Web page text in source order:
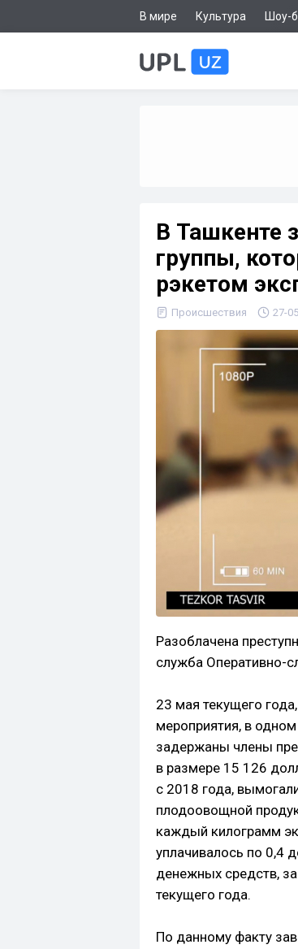
В мире Культура Шоу-
В Ташкенте
группы,
рэкетом
Происшествия 27-
Разоблачена
служба Оперативно-
23 мая текущего
мероприятия, в
задержаны члены
в размере 15 126
с 2018 года,
плодоовощной
каждый килограмм
уплачивалось по 0,4
денежных средств,
текущего года.
По данному факту